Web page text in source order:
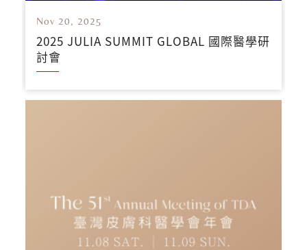
Nov 20, 2025
2025 JULIA SUMMIT GLOBAL 國際醫學研
討會